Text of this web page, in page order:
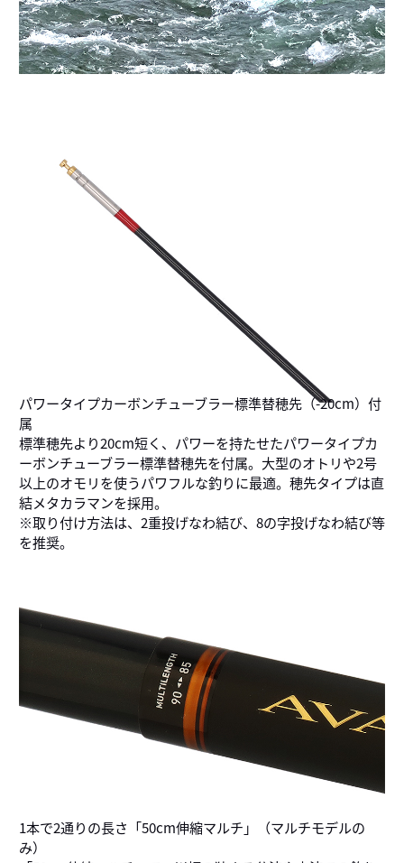
パワータイプカーボンチューブラー標準替穂先（-20cm）付
属
標準穂先より20cm短く、パワーを持たせたパワータイプカ
ーボンチューブラー標準替穂先を付属。大型のオトリや2号
以上のオモリを使うパワフルな釣りに最適。穂先タイプは直
結メタカラマンを採用。
※取り付け方法は、2重投げなわ結び、8の字投げなわ結び等
を推奨。
1本で2通りの長さ「50cm伸縮マルチ」（マルチモデルの
み）